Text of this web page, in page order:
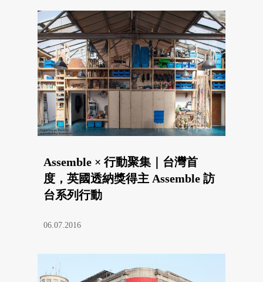
Assemble × 行動聚集｜台灣首
度，英國透納獎得主 Assemble 訪
台系列行動
06.07.2016